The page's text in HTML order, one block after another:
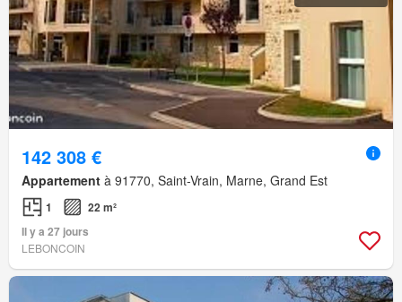
142 308 €
Appartement à 91770, Saint-Vrain, Marne, Grand Est
1
22 m²
Il y a 27 jours
LEBONCOIN